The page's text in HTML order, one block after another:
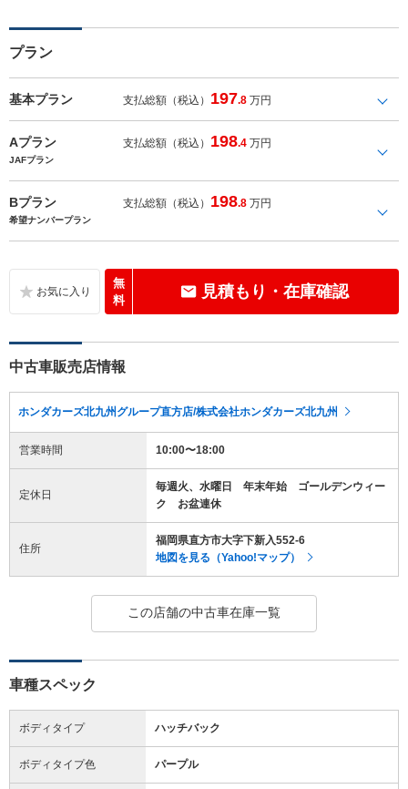
プラン
基本プラン 支払総額（税込） 197.8 万円
Aプラン 支払総額（税込） 198.4 万円
JAFプラン
Bプラン 支払総額（税込） 198.8 万円
希望ナンバープラン
無
料
見積もり・在庫確認
中古車販売店情報
ホンダカーズ北九州グループ直方店/株式会社ホンダカーズ北九州
営業時間 10:00〜18:00
定休日
毎週火、水曜日 年末年始 ゴールデンウィー
ク お盆連休
住所
福岡県直方市大字下新入552-6
地図を見る（Yahoo!マップ）
この店舗の中古車在庫一覧
車種スペック
ボディタイプ ハッチバック
ボディタイプ色 パープル